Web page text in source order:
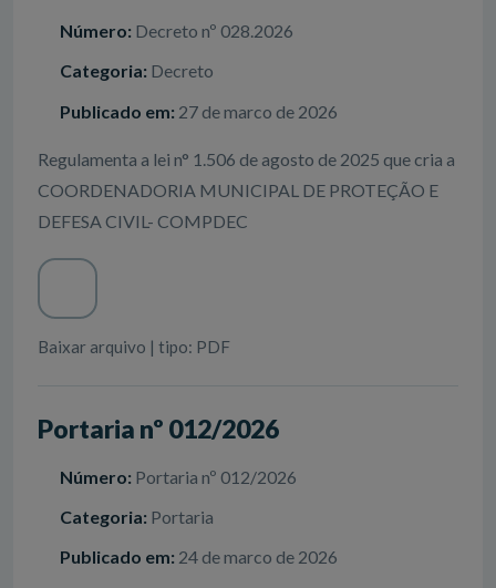
Número: Decreto nº 028.2026
Categoria: Decreto
Publicado em: 27 de marco de 2026
Regulamenta a lei n° 1.506 de agosto de 2025 que cria a
COORDENADORIA MUNICIPAL DE PROTEÇÃO E
DEFESA CIVIL- COMPDEC
Baixar arquivo | tipo: PDF
Portaria nº 012/2026
Número: Portaria nº 012/2026
Categoria: Portaria
Publicado em: 24 de marco de 2026